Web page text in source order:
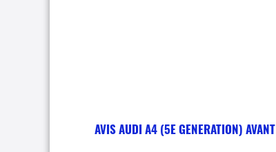
AVIS AUDI A4 (5E GENERATION) AVANT